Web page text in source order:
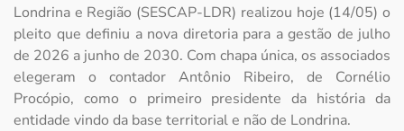
Londrina e Região (SESCAP-LDR) realizou hoje (14/05) o
pleito que definiu a nova diretoria para a gestão de julho
de 2026 a junho de 2030. Com chapa única, os associados
elegeram o contador Antônio Ribeiro, de Cornélio
Procópio, como o primeiro presidente da história da
entidade vindo da base territorial e não de Londrina.